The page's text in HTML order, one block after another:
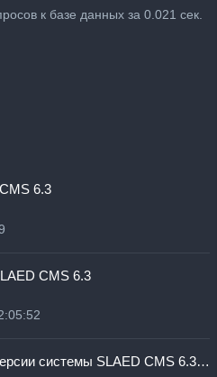
к базе данных за 0.021 сек.
6.3
CMS 6.3
Тестируем релиз Pre-Alpha версии системы SLAED CMS 6.3 Pro